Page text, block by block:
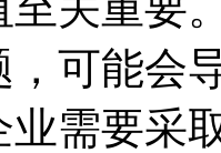
，可能会
业需要采